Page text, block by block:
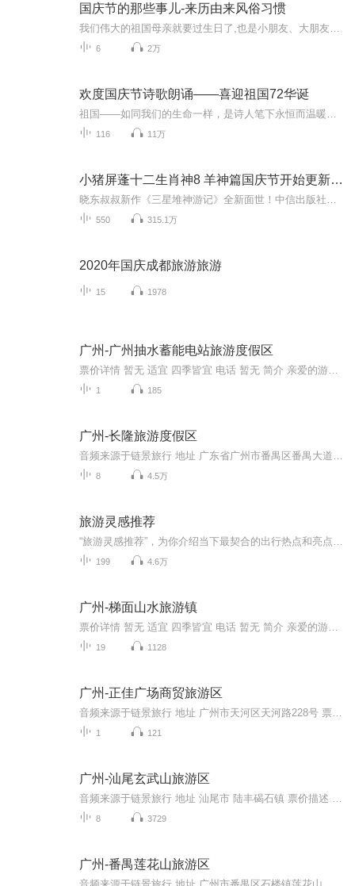
国庆节的那些事儿-来历由来风俗习惯
6 2万
欢度国庆节诗歌朗诵——喜迎祖国72华诞
116 11万
小猪屏蓬十二生肖神8 羊神篇国庆节开始更新啦！
550 315.1万
2020年国庆成都旅游旅游
15 1978
广州-广州抽水蓄能电站旅游度假区
1 185
广州-长隆旅游度假区
8 4.5万
旅游灵感推荐
199 4.6万
广州-梯面山水旅游镇
19 1128
广州-正佳广场商贸旅游区
1 121
广州-汕尾玄武山旅游区
8 3729
广州-番禺莲花山旅游区